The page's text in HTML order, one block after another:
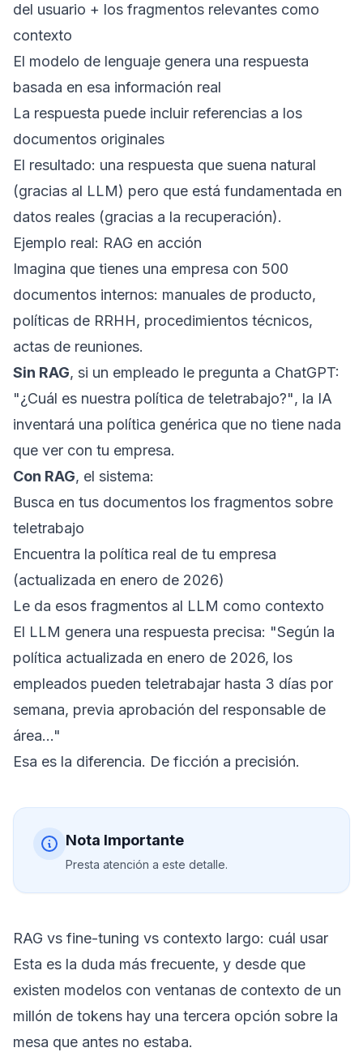
del usuario + los fragmentos relevantes como
contexto
El modelo de lenguaje genera una respuesta
basada en esa información real
La respuesta puede incluir referencias a los
documentos originales
El resultado: una respuesta que suena natural
(gracias al LLM) pero que está fundamentada en
datos reales (gracias a la recuperación).
Ejemplo real: RAG en acción
Imagina que tienes una empresa con 500
documentos internos: manuales de producto,
políticas de RRHH, procedimientos técnicos,
actas de reuniones.
Sin RAG, si un empleado le pregunta a ChatGPT:
"¿Cuál es nuestra política de teletrabajo?", la IA
inventará una política genérica que no tiene nada
que ver con tu empresa.
Con RAG, el sistema:
Busca en tus documentos los fragmentos sobre
teletrabajo
Encuentra la política real de tu empresa
(actualizada en enero de 2026)
Le da esos fragmentos al LLM como contexto
El LLM genera una respuesta precisa: "Según la
política actualizada en enero de 2026, los
empleados pueden teletrabajar hasta 3 días por
semana, previa aprobación del responsable de
área..."
Esa es la diferencia. De ficción a precisión.
Nota Importante
Presta atención a este detalle.
RAG vs fine-tuning vs contexto largo: cuál usar
Esta es la duda más frecuente, y desde que
existen modelos con ventanas de contexto de un
millón de tokens hay una tercera opción sobre la
mesa que antes no estaba.